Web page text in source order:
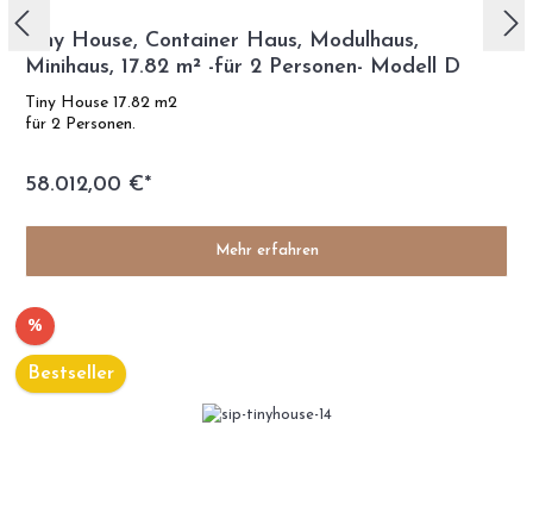
Tiny House, Container Haus, Modulhaus,
Minihaus, 17.82 m² -für 2 Personen- Modell D
Tiny House 17.82 m2
für 2 Personen.
58.012,00 €*
Mehr erfahren
%
Bestseller